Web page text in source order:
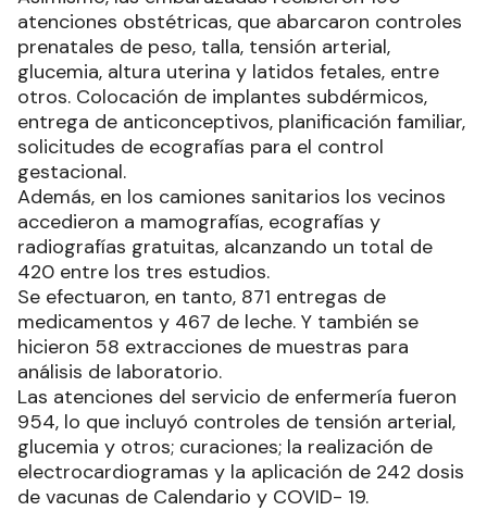
atenciones obstétricas, que abarcaron controles
prenatales de peso, talla, tensión arterial,
glucemia, altura uterina y latidos fetales, entre
otros. Colocación de implantes subdérmicos,
entrega de anticonceptivos, planificación familiar,
solicitudes de ecografías para el control
gestacional.
Además, en los camiones sanitarios los vecinos
accedieron a mamografías, ecografías y
radiografías gratuitas, alcanzando un total de
420 entre los tres estudios.
Se efectuaron, en tanto, 871 entregas de
medicamentos y 467 de leche. Y también se
hicieron 58 extracciones de muestras para
análisis de laboratorio.
Las atenciones del servicio de enfermería fueron
954, lo que incluyó controles de tensión arterial,
glucemia y otros; curaciones; la realización de
electrocardiogramas y la aplicación de 242 dosis
de vacunas de Calendario y COVID- 19.